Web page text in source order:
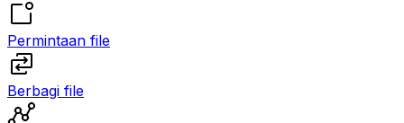
Permintaan file
Berbagi file